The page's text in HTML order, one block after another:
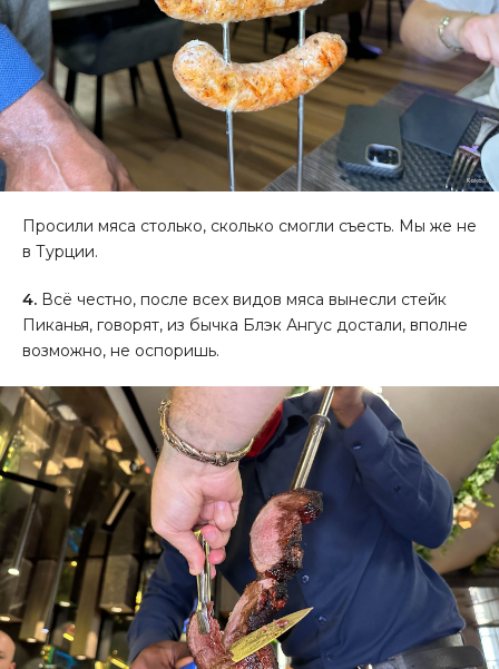
Просили мяса столько, сколько смогли съесть. Мы же не
в Турции.
4. Всё честно, после всех видов мяса вынесли стейк
Пиканья, говорят, из бычка Блэк Ангус достали, вполне
возможно, не оспоришь.